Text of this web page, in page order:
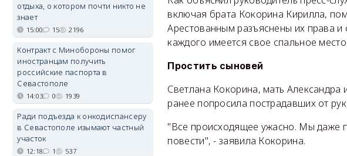
включая брата Кокорина Кирилла,
Арестованным разъяснены их права
каждого имеется свое спальное место.
Простить сыновей
Светлана Кокорина, мать
ранее попросила пострадавших от
"Все происходящее ужасно. Мы даже
повести", - заявила Кокорина.
отдыха, о котором почти никто не
знает
15:00 15 2196
Контракт с Минобороны помог
иностранцам получить
российские паспорта в
Севастополе
14:03 0 1939
Ради подъезда к онкодиспансеру
в Севастополе изымают частный
участок
12:18 1 537